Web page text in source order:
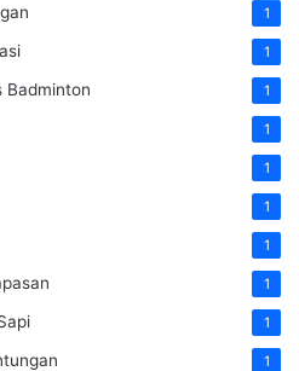
1
1
Badminton 1
1
1
1
1
1
1
1